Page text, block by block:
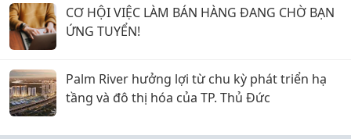
CƠ HỘI VIỆC LÀM BÁN HÀNG ĐANG CHỜ BẠN
ỨNG TUYỂN!
Palm River hưởng lợi từ chu kỳ phát triển hạ
tầng và đô thị hóa của TP. Thủ Đức